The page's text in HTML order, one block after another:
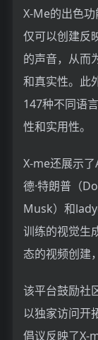
X-Me的出色
仅可以创建反
的声音，从而
和真实性。此
147种不同语
性和实用性。
X-me还展示
德·特朗普（
Musk）和
训练的视觉生
态的视频创建
该平台鼓励社
以独家访问开
倡议反映了X-